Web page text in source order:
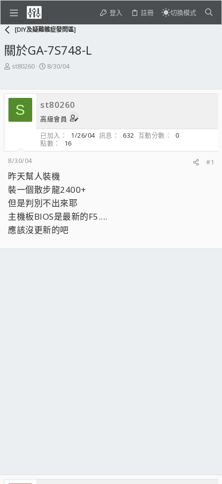
登入 註冊 切換模式
[DIY及疑難雜症發問區]
關於GA-7S748-L
主
起
人
st80260
開
期
8/30/04
S st80260
高級會員
已加入
1/26/04 訊息 632 互動分數
0
點數
16
8/30/04
#1
昨天幫人裝機
裝一個散步龍2400+
但是判別不出來耶
主機板BIOS是最新的F5....
應該沒更新的吧